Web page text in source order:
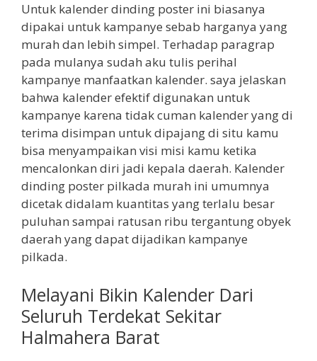
Untuk kalender dinding poster ini biasanya
dipakai untuk kampanye sebab harganya yang
murah dan lebih simpel. Terhadap paragrap
pada mulanya sudah aku tulis perihal
kampanye manfaatkan kalender. saya jelaskan
bahwa kalender efektif digunakan untuk
kampanye karena tidak cuman kalender yang di
terima disimpan untuk dipajang di situ kamu
bisa menyampaikan visi misi kamu ketika
mencalonkan diri jadi kepala daerah. Kalender
dinding poster pilkada murah ini umumnya
dicetak didalam kuantitas yang terlalu besar
puluhan sampai ratusan ribu tergantung obyek
daerah yang dapat dijadikan kampanye
pilkada.
Melayani Bikin Kalender Dari
Seluruh Terdekat Sekitar
Halmahera Barat